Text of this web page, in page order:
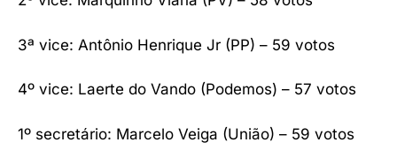
3ª vice: Antônio Henrique Jr (PP) – 59 votos
4º vice: Laerte do Vando (Podemos) – 57 votos
1º secretário: Marcelo Veiga (União) – 59 votos